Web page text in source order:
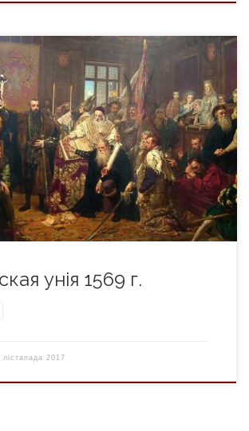
— дзяржаўны саюз паміж Каралеўства
Княствам Літоўскім, які паклаў пачатак
дзяржаве, вядомай як Рэч
быў заключаны 28 чэрвеня 1569 г. і 1
зацверджаны паасобна дэпутатамі
соймаў на агульным сойме,
4 […]
унія 1569 г.
лістапада 2017